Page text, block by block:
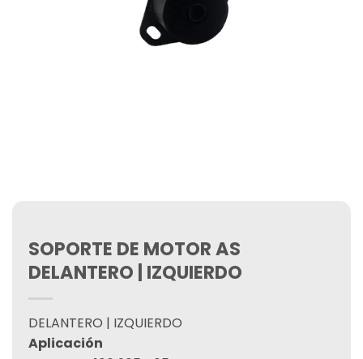
SOPORTE DE MOTOR AS
DELANTERO | IZQUIERDO
DELANTERO | IZQUIERDO
Aplicación